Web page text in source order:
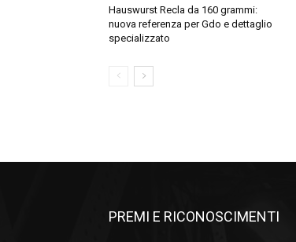
Hauswurst Recla da 160 grammi:
nuova referenza per Gdo e dettaglio
specializzato
PREMI E RICONOSCIMENTI